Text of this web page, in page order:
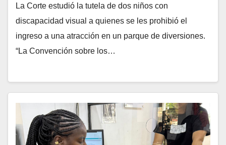
La Corte estudió la tutela de dos niños con
discapacidad visual a quienes se les prohibió el
ingreso a una atracción en un parque de diversiones.
“La Convención sobre los…